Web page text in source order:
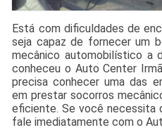
Está com dificuldades de
seja capaz de fornecer um
mecânico automobilístico a
conheceu o Auto Center
precisa conhecer uma das
em prestar socorros
eficiente. Se você necessita
fale imediatamente com o